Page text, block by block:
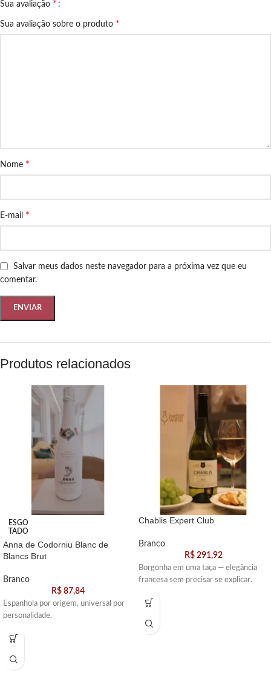
Sua avaliação *
Sua avaliação sobre o produto *
Nome *
E-mail *
Salvar meus dados neste navegador para a próxima vez que eu
comentar.
Produtos relacionados
ESGO
TADO
Anna de Codorniu Blanc de
Blancs Brut
Branco
R$87,84
Espanhola por origem, universal por
personalidade.
Chablis Expert Club
Branco
R$291,92
Borgonha em uma taça — elegância
francesa sem precisar se explicar.